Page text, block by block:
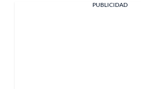
PUBLICIDAD